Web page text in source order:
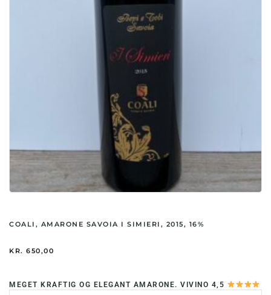
COALI, AMARONE SAVOIA I SIMIERI, 2015, 16%
KR. 650,00
MEGET KRAFTIG OG ELEGANT AMARONE. VIVINO 4,5